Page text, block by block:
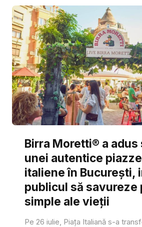
Birra Moretti® a
unei autentice
italiene în București,
publicul să savureze
simple ale vieții
Pe 26 iulie, Piața Italiană s-a